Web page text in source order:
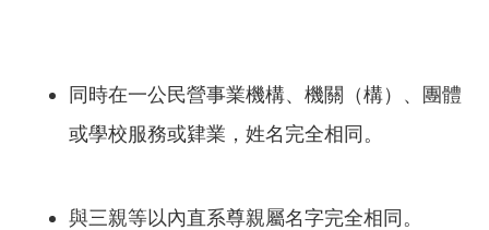
同時在一公民營事業機構、機關（構）、團體
或學校服務或肄業，姓名完全相同。
與三親等以內直系尊親屬名字完全相同。